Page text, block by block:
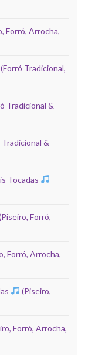
Forró, Arrocha,
(Forró Tradicional,
Tradicional &
Tradicional &
Tocadas
Forró,
Forró, Arrocha,
(Piseiro,
Forró, Arrocha,